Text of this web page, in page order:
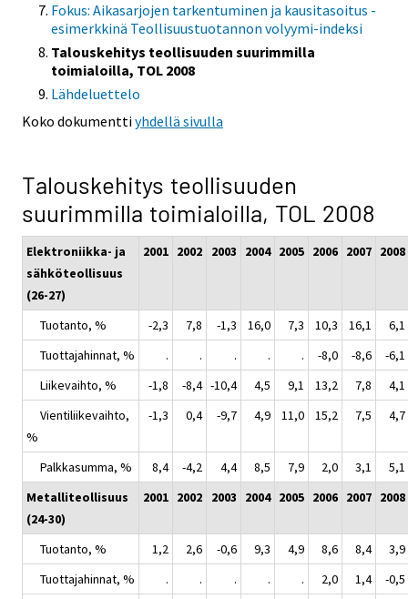
Fokus: Aikasarjojen tarkentuminen ja kausitasoitus -
esimerkkinä Teollisuustuotannon volyymi-indeksi
Talouskehitys teollisuuden suurimmilla
toimialoilla, TOL 2008
Lähdeluettelo
Koko dokumenttiyhdellä sivulla
Talouskehitys teollisuuden
suurimmilla toimialoilla, TOL 2008
Elektroniikka- ja
sähköteollisuus
(26-27)
2001 2002 2003 2004 2005 2006 2007 2008
Tuotanto, % -2,3 7,8 -1,3 16,0 7,3 10,3 16,1
6,1
Tuottajahinnat, %
. . . . . -8,0 -8,6
-6,1
Liikevaihto, %
-1,8 -8,4 -10,4 4,5 9,1 13,2 7,8
4,1
Vientiliikevaihto,
%
-1,3 0,4 -9,7 4,9 11,0 15,2 7,5 4,7
Palkkasumma, % 8,4 -4,2 4,4 8,5 7,9 2,0 3,1
5,1
Metalliteollisuus
(24-30)
2001 2002 2003 2004 2005 2006 2007 2008
Tuotanto, % 1,2 2,6 -0,6 9,3 4,9 8,6 8,4
3,9
Tuottajahinnat, %
. . . . . 2,0 1,4
-0,5